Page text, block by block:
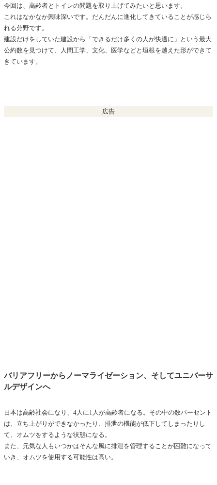
今回は、高齢者とトイレの問題を取り上げてみたいと思います。
これはなかなか興味深いです。だんだんに進化してきていることが感じら
れる分野です。
建設だけをしていた建設から「できるだけ多くの人が快適に」という最大
公約数を見つけて、人間工学、文化、医学などと垣根を越えた形ができて
きています。
広告
バリアフリーからノーマライゼーション、そしてユニバーサ
ルデザインへ
日本は高齢社会になり、4人に1人が高齢者になる。その中の数パーセント
は、立ち上がりができなかったり、排泄の機能が低下してしまったりし
て、オムツをするような状態になる。
また、元気な人もいつかはそんな風に排泄を管理することが困難になって
いき、オムツを使用する可能性は高い。